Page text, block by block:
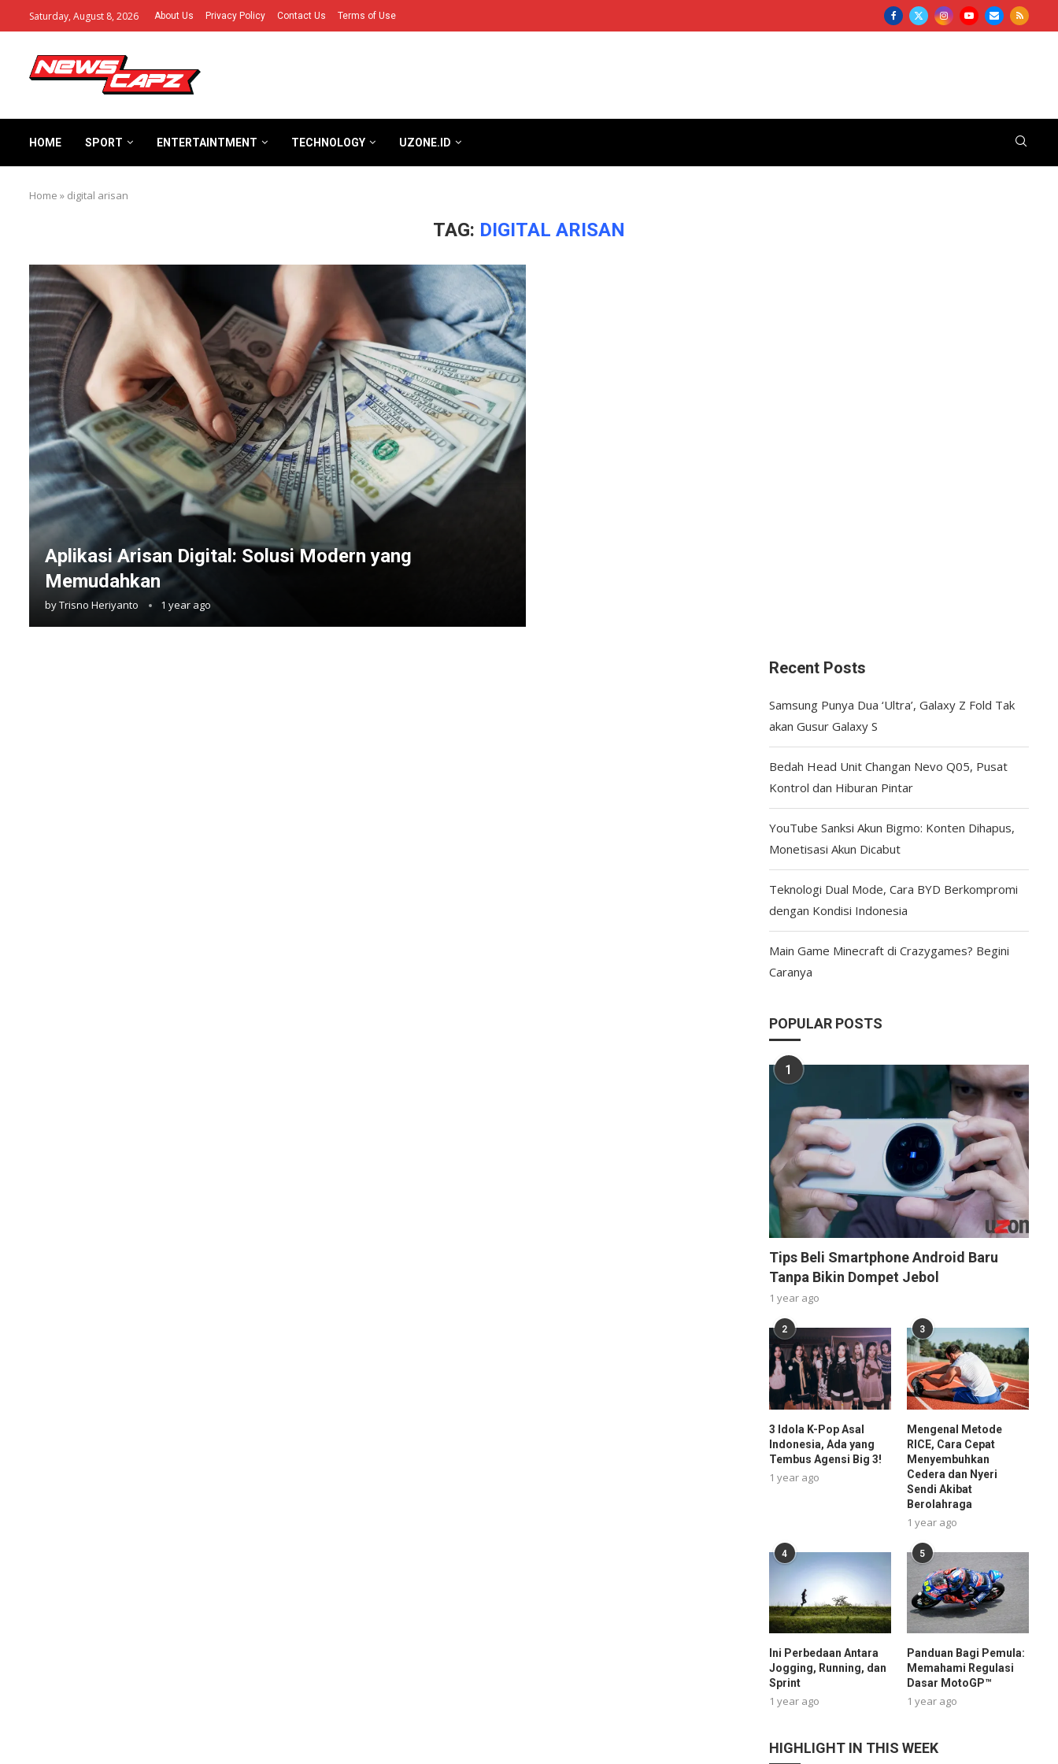
Saturday, August 8, 2026 About Us Privacy Policy Contact Us Terms of Use
HOME SPORT ENTERTAINTMENT TECHNOLOGY UZONE.ID
Home » digital arisan
TAG: DIGITAL ARISAN
Aplikasi Arisan Digital: Solusi Modern yang
Memudahkan
byTrisno Heriyanto 1 year ago
Recent Posts
Samsung Punya Dua ‘Ultra’, Galaxy Z Fold Tak
akan Gusur Galaxy S
Bedah Head Unit Changan Nevo Q05, Pusat
Kontrol dan Hiburan Pintar
YouTube Sanksi Akun Bigmo: Konten Dihapus,
Monetisasi Akun Dicabut
Teknologi Dual Mode, Cara BYD Berkompromi
dengan Kondisi Indonesia
Main Game Minecraft di Crazygames? Begini
Caranya
POPULAR POSTS
1
Tips Beli Smartphone Android Baru
Tanpa Bikin Dompet Jebol
1 year ago
2
3 Idola K-Pop Asal
Indonesia, Ada yang
Tembus Agensi Big 3!
1 year ago
3
Mengenal Metode
RICE, Cara Cepat
Menyembuhkan
Cedera dan Nyeri
Sendi Akibat
Berolahraga
1 year ago
4
Ini Perbedaan Antara
Jogging, Running, dan
Sprint
1 year ago
5
Panduan Bagi Pemula:
Memahami Regulasi
Dasar MotoGP™
1 year ago
HIGHLIGHT IN THIS WEEK